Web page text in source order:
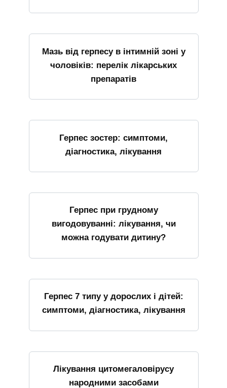
Мазь від герпесу в інтимній зоні у
чоловіків: перелік лікарських
препаратів
Герпес зостер: симптоми,
діагностика, лікування
Герпес при грудному
вигодовуванні: лікування, чи
можна годувати дитину?
Герпес 7 типу у дорослих і дітей:
симптоми, діагностика, лікування
Лікування цитомегаловірусу
народними засобами